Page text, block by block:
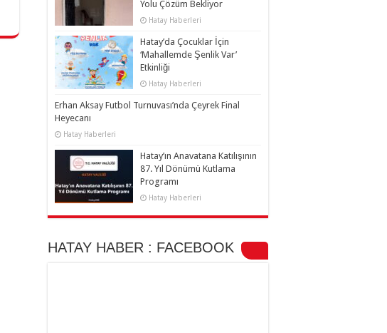
Yolu Çözüm Bekliyor
Hatay Haberleri
Hatay’da Çocuklar İçin
‘Mahallemde Şenlik Var’
Etkinliği
Hatay Haberleri
Erhan Aksay Futbol Turnuvası’nda Çeyrek Final
Heyecanı
Hatay Haberleri
Hatay’ın Anavatana Katılışının
87. Yıl Dönümü Kutlama
Programı
Hatay Haberleri
HATAY HABER : FACEBOOK